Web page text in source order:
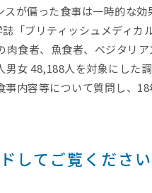
が偏った食事は一時的な
「ブリティッシュメディ
肉食者、魚食者、ベジタリ
女 48,188人を対象にした
内容等について質問し、18
してご覧ください